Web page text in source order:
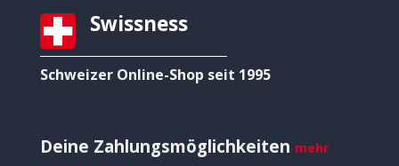
Swissness
Schweizer Online-Shop seit 1995
Deine Zahlungsmöglichkeiten mehr